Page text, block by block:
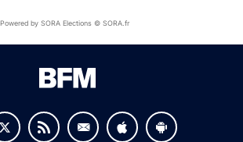
Powered by SORA Elections © SORA.fr